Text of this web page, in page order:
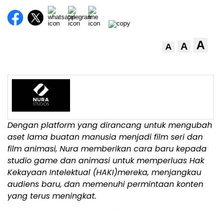
A A A
Dengan platform yang dirancang untuk mengubah
aset lama buatan manusia menjadi film seri dan
film animasi, Nura memberikan cara baru kepada
studio game dan animasi untuk memperluas Hak
Kekayaan Intelektual (HAKI)mereka, menjangkau
audiens baru, dan memenuhi permintaan konten
yang terus meningkat.